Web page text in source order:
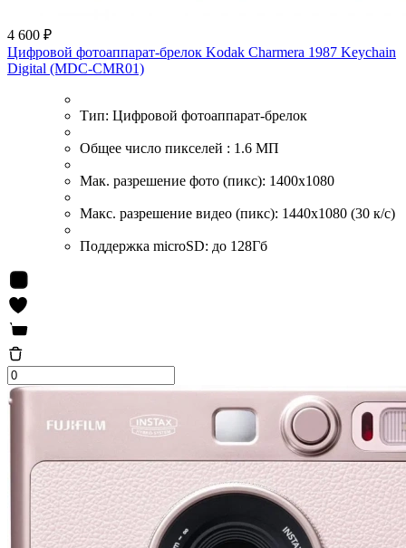
4 600 ₽
Цифровой фотоаппарат-брелок Kodak Charmera 1987 Keychain
Digital (MDC-CMR01)
Тип: Цифровой фотоаппарат-брелок
Общее число пикселей : 1.6 МП
Мак. разрешение фото (пикс): 1400x1080
Макс. разрешение видео (пикс): 1440x1080 (30 к/с)
Поддержка microSD: до 128Гб